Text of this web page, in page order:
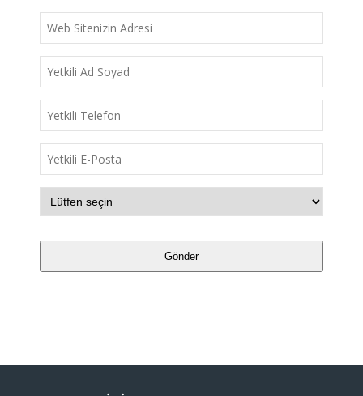
Gönder